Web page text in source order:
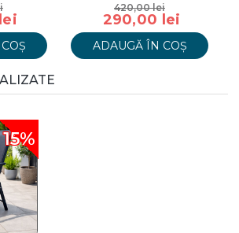
420,00 lei
290,00 lei
ADAUGĂ ÎN COȘ
15%